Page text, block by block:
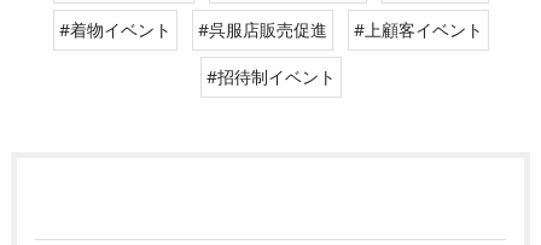
#着物イベント #呉服店販売促進 #上顧客イベント
#招待制イベント